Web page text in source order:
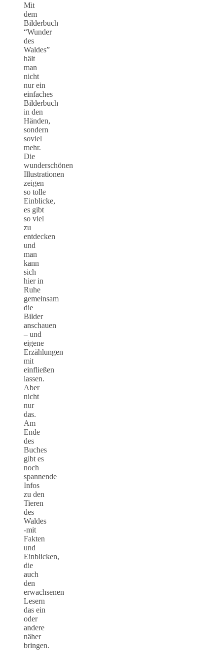
Mit
dem
Bilderbuch
“Wunder
des
Waldes”
hält
man
nicht
nur ein
einfaches
Bilderbuch
in den
Händen,
sondern
soviel
mehr.
Die
wunderschönen
Illustrationen
zeigen
so tolle
Einblicke,
es gibt
so viel
zu
entdecken
und
man
kann
sich
hier in
Ruhe
gemeinsam
die
Bilder
anschauen
– und
eigene
Erzählungen
mit
einfließen
lassen.
Aber
nicht
nur
das.
Am
Ende
des
Buches
gibt es
noch
spannende
Infos
zu den
Tieren
des
Waldes
-mit
Fakten
und
Einblicken,
die
auch
den
erwachsenen
Lesern
das ein
oder
andere
näher
bringen.